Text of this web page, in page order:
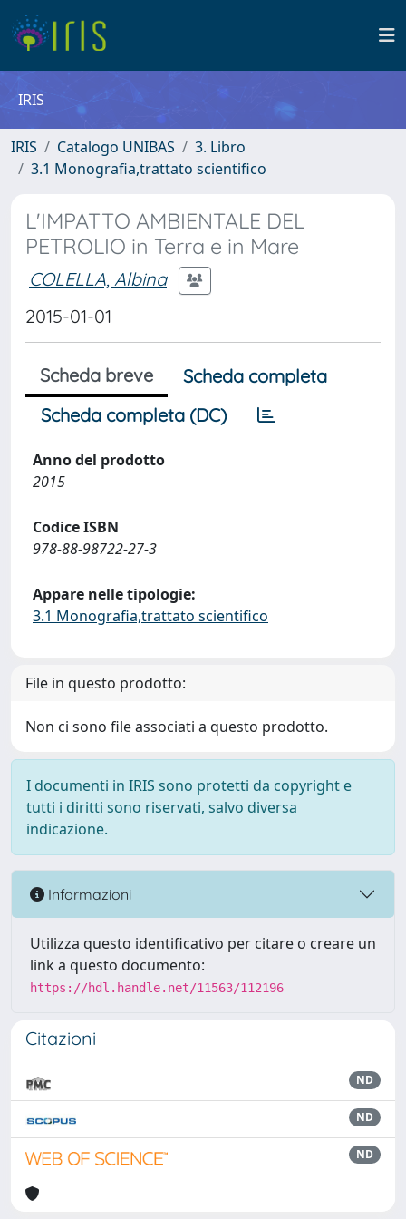
IRIS
IRIS Catalogo UNIBAS
3. Libro
3.1 Monografia,trattato scientifico
L'IMPATTO AMBIENTALE DEL
PETROLIO in Terra e in Mare
COLELLA, Albina
2015-01-01
Scheda breve
Scheda completa
Scheda completa (DC)
Anno del prodotto
2015
Codice ISBN
978-88-98722-27-3
Appare nelle tipologie:
3.1 Monografia,trattato scientifico
File in questo prodotto:
Non ci sono file associati a questo prodotto.
I documenti in IRIS sono protetti da copyright e
tutti i diritti sono riservati, salvo diversa
indicazione.
Informazioni
Utilizza questo identificativo per citare o creare un
link a questo documento:
https://hdl.handle.net/11563/112196
Citazioni
ND
ND
ND